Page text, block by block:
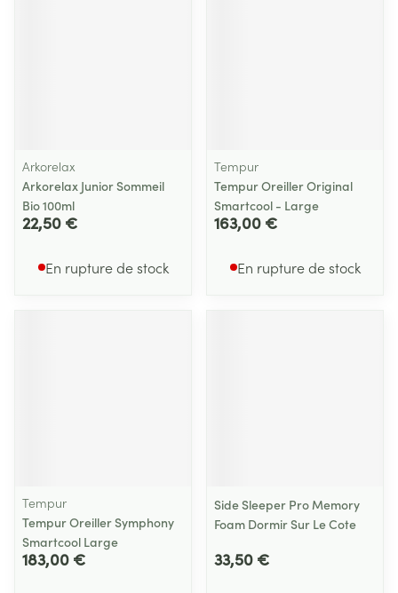
Arkorelax
Arkorelax Junior Sommeil
Bio 100ml
22,50 €
En rupture de stock
Tempur
Tempur Oreiller Original
Smartcool - Large
163,00 €
En rupture de stock
Tempur
Tempur Oreiller Symphony
Smartcool Large
183,00 €
Side Sleeper Pro Memory
Foam Dormir Sur Le Cote
33,50 €